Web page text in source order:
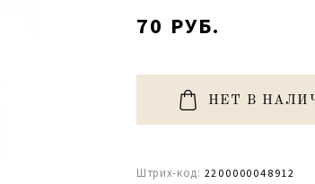
70 РУБ.
НЕТ В
Штрих-код: 2200000048912